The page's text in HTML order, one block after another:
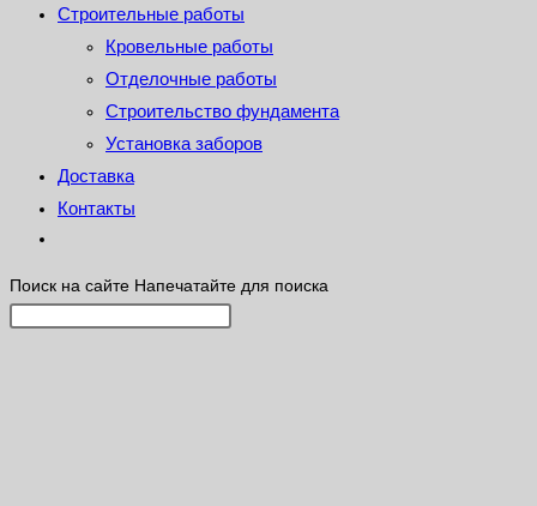
Строительные работы
Кровельные работы
Отделочные работы
Строительство фундамента
Установка заборов
Доставка
Контакты
Поиск на сайте Напечатайте для поиска